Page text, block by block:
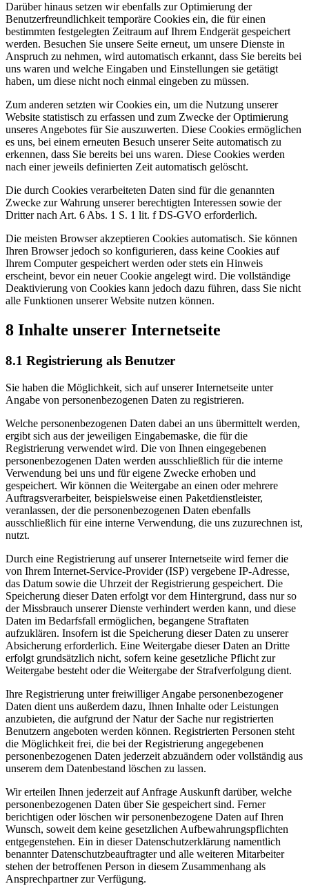
Darüber hinaus setzen wir ebenfalls zur Optimierung der
Benutzerfreundlichkeit temporäre Cookies ein, die für einen
bestimmten festgelegten Zeitraum auf Ihrem Endgerät gespeichert
werden. Besuchen Sie unsere Seite erneut, um unsere Dienste in
Anspruch zu nehmen, wird automatisch erkannt, dass Sie bereits bei
uns waren und welche Eingaben und Einstellungen sie getätigt
haben, um diese nicht noch einmal eingeben zu müssen.
Zum anderen setzten wir Cookies ein, um die Nutzung unserer
Website statistisch zu erfassen und zum Zwecke der Optimierung
unseres Angebotes für Sie auszuwerten. Diese Cookies ermöglichen
es uns, bei einem erneuten Besuch unserer Seite automatisch zu
erkennen, dass Sie bereits bei uns waren. Diese Cookies werden
nach einer jeweils definierten Zeit automatisch gelöscht.
Die durch Cookies verarbeiteten Daten sind für die genannten
Zwecke zur Wahrung unserer berechtigten Interessen sowie der
Dritter nach Art. 6 Abs. 1 S. 1 lit. f DS-GVO erforderlich.
Die meisten Browser akzeptieren Cookies automatisch. Sie können
Ihren Browser jedoch so konfigurieren, dass keine Cookies auf
Ihrem Computer gespeichert werden oder stets ein Hinweis
erscheint, bevor ein neuer Cookie angelegt wird. Die vollständige
Deaktivierung von Cookies kann jedoch dazu führen, dass Sie nicht
alle Funktionen unserer Website nutzen können.
8 Inhalte unserer Internetseite
8.1 Registrierung als Benutzer
Sie haben die Möglichkeit, sich auf unserer Internetseite unter
Angabe von personenbezogenen Daten zu registrieren.
Welche personenbezogenen Daten dabei an uns übermittelt werden,
ergibt sich aus der jeweiligen Eingabemaske, die für die
Registrierung verwendet wird. Die von Ihnen eingegebenen
personenbezogenen Daten werden ausschließlich für die interne
Verwendung bei uns und für eigene Zwecke erhoben und
gespeichert. Wir können die Weitergabe an einen oder mehrere
Auftragsverarbeiter, beispielsweise einen Paketdienstleister,
veranlassen, der die personenbezogenen Daten ebenfalls
ausschließlich für eine interne Verwendung, die uns zuzurechnen ist,
nutzt.
Durch eine Registrierung auf unserer Internetseite wird ferner die
von Ihrem Internet-Service-Provider (ISP) vergebene IP-Adresse,
das Datum sowie die Uhrzeit der Registrierung gespeichert. Die
Speicherung dieser Daten erfolgt vor dem Hintergrund, dass nur so
der Missbrauch unserer Dienste verhindert werden kann, und diese
Daten im Bedarfsfall ermöglichen, begangene Straftaten
aufzuklären. Insofern ist die Speicherung dieser Daten zu unserer
Absicherung erforderlich. Eine Weitergabe dieser Daten an Dritte
erfolgt grundsätzlich nicht, sofern keine gesetzliche Pflicht zur
Weitergabe besteht oder die Weitergabe der Strafverfolgung dient.
Ihre Registrierung unter freiwilliger Angabe personenbezogener
Daten dient uns außerdem dazu, Ihnen Inhalte oder Leistungen
anzubieten, die aufgrund der Natur der Sache nur registrierten
Benutzern angeboten werden können. Registrierten Personen steht
die Möglichkeit frei, die bei der Registrierung angegebenen
personenbezogenen Daten jederzeit abzuändern oder vollständig aus
unserem dem Datenbestand löschen zu lassen.
Wir erteilen Ihnen jederzeit auf Anfrage Auskunft darüber, welche
personenbezogenen Daten über Sie gespeichert sind. Ferner
berichtigen oder löschen wir personenbezogene Daten auf Ihren
Wunsch, soweit dem keine gesetzlichen Aufbewahrungspflichten
entgegenstehen. Ein in dieser Datenschutzerklärung namentlich
benannter Datenschutzbeauftragter und alle weiteren Mitarbeiter
stehen der betroffenen Person in diesem Zusammenhang als
Ansprechpartner zur Verfügung.